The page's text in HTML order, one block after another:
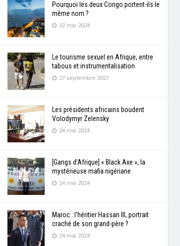
Pourquoi les deux Congo portent-ils le
même nom ?
22 mai 2024
Le tourisme sexuel en Afrique, entre
tabous et instrumentalisation
27 septembre 2021
Les présidents africains boudent
Volodymyr Zelensky
24 mai 2024
[Gangs d’Afrique] « Black Axe », la
mystérieuse mafia nigériane
24 mai 2024
Maroc : l’héritier Hassan III, portrait
craché de son grand-père ?
24 mai 2024